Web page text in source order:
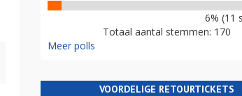
6% (11
Totaal aantal stemmen: 170
Meer polls
VOORDELIGE RETOURTICKETS